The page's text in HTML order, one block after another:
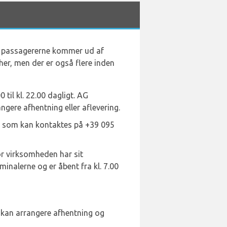
kommer ud af
men der er også flere inden
til kl. 22.00 dagligt. AG
afhentning eller aflevering.
kan kontaktes på +39 095
virksomheden har sit
og er åbent fra kl. 7.00
arrangere afhentning og